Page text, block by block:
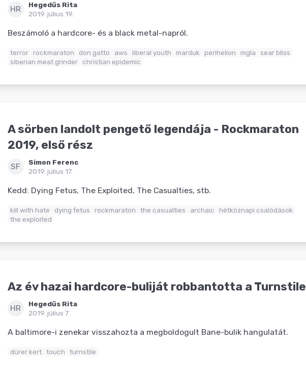
HR
Hegedűs Rita
2019. július 19.
Beszámoló a hardcore- és a black metal-napról.
terror rockmaraton don gatto aws liberal youth marduk perihelion mgla
sear bliss
siberian meat grinder christian epidemic
A sörben landolt pengető legendája - Rockmaraton
2019, első rész
SF
Simon Ferenc
2019. július 17.
Kedd: Dying Fetus, The Exploited, The Casualties, stb.
kill with hate dying fetus rockmaraton the casualties archaic
hétköznapi csalódások
the exploited
Az év hazai hardcore-buliját robbantotta a Turnstile
HR
Hegedűs Rita
2019. július 7.
A baltimore-i zenekar visszahozta a megboldogult Bane-bulik hangulatát.
dürer kert touch turnstile